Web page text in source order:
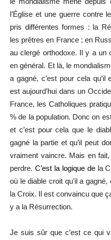
l’Église et une guerre contre
pris différentes formes : la
les prêtres en France ; en
au clergé orthodoxe. Il y a un
en général. Et là, le
a gagné, c’est pour cela
est aujourd’hui dans un
France, les Catholiques
% de la population. Donc on
et c’est pour cela que le
gagné la partie et qu’il peut
vraiment vaincre. Mais en
perdre. C’est la logique dela
où le diable croit qu’il a
la Croix. Il est convaincu que
y a la Résurrection.
Je suis sûr que c’est ce qui